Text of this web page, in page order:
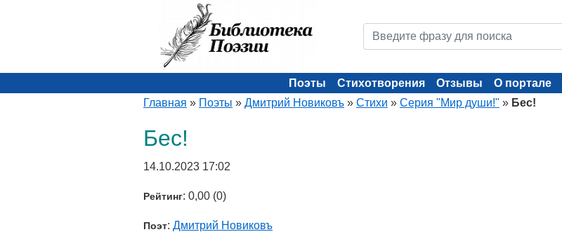
Поэты Стихотворения Отзывы О портале
Главная » Поэты » Дмитрий Новиковъ » Стихи » Серия "Мир души!" » Бес!
Бес!
14.10.2023 17:02
Рейтинг: 0,00 (0)
Поэт: Дмитрий Новиковъ